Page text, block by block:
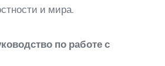
и мира.
по работе с